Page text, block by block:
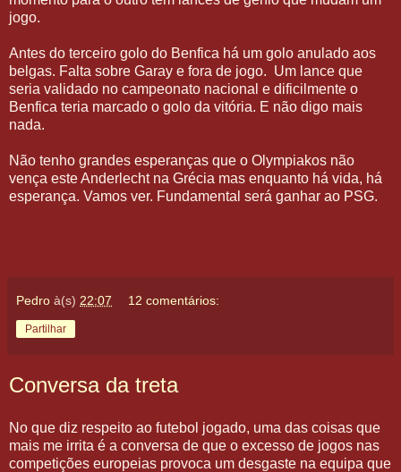
jogo.
Antes do terceiro golo do Benfica há um golo anulado aos
belgas. Falta sobre Garay e fora de jogo. Um lance que
seria validado no campeonato nacional e dificilmente o
Benfica teria marcado o golo da vitória. E não digo mais
nada.
Não tenho grandes esperanças que o Olympiakos não
vença este Anderlecht na Grécia mas enquanto há vida, há
esperança. Vamos ver. Fundamental será ganhar ao PSG.
Pedro à(s) 22:07 12 comentários:
Partilhar
Conversa da treta
No que diz respeito ao futebol jogado, uma das coisas que
mais me irrita é a conversa de que o excesso de jogos nas
competições europeias provoca um desgaste na equipa que